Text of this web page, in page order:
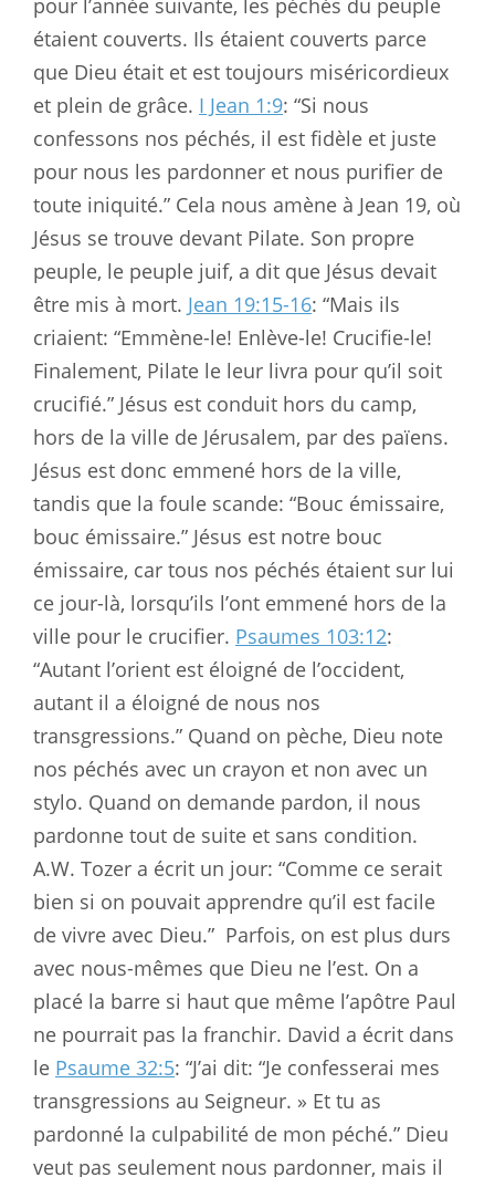
étaient couverts. Ils étaient couverts parce
que Dieu était et est toujours miséricordieux
et plein de grâce. I Jean 1:9: “Si nous
confessons nos péchés, il est fidèle et juste
pour nous les pardonner et nous purifier de
toute iniquité.” Cela nous amène à Jean 19, où
Jésus se trouve devant Pilate. Son propre
peuple, le peuple juif, a dit que Jésus devait
être mis à mort. Jean 19:15-16: “Mais ils
criaient: “Emmène-le! Enlève-le! Crucifie-le!
Finalement, Pilate le leur livra pour qu’il soit
crucifié.” Jésus est conduit hors du camp,
hors de la ville de Jérusalem, par des païens.
Jésus est donc emmené hors de la ville,
tandis que la foule scande: “Bouc émissaire,
bouc émissaire.” Jésus est notre bouc
émissaire, car tous nos péchés étaient sur lui
ce jour-là, lorsqu’ils l’ont emmené hors de la
ville pour le crucifier. Psaumes 103:12:
“Autant l’orient est éloigné de l’occident,
autant il a éloigné de nous nos
transgressions.” Quand on pèche, Dieu note
nos péchés avec un crayon et non avec un
stylo. Quand on demande pardon, il nous
pardonne tout de suite et sans condition.
A.W. Tozer a écrit un jour: “Comme ce serait
bien si on pouvait apprendre qu’il est facile
de vivre avec Dieu.” Parfois, on est plus durs
avec nous-mêmes que Dieu ne l’est. On a
placé la barre si haut que même l’apôtre Paul
ne pourrait pas la franchir. David a écrit dans
le Psaume 32:5: “J’ai dit: “Je confesserai mes
transgressions au Seigneur. » Et tu as
pardonné la culpabilité de mon péché.” Dieu
veut pas seulement nous pardonner, mais il